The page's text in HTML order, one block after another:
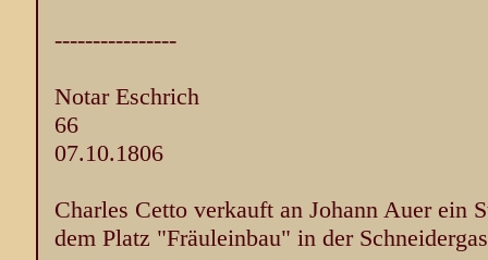
----------------
Notar Eschrich
66
07.10.1806
Charles Cetto verkauft an Johann Auer ein
dem Platz "Fräuleinbau" in der